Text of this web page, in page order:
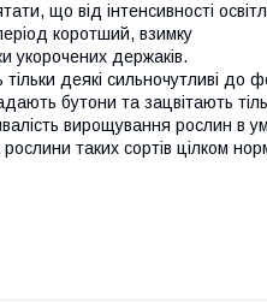
що від інтенсивності
коротший, взимку
укорочених держаків.
деякі сильночутливі до
бутони та зацвітають
вирощування рослин в
таких сортів цілком